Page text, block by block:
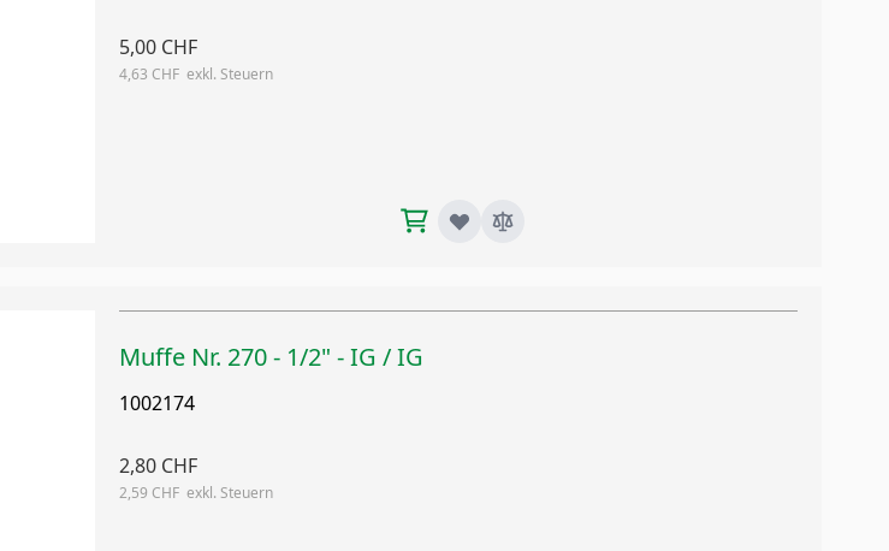
5,00 CHF
4,63 CHF
Muffe Nr. 270 - 1/2" - IG / IG
1002174
2,80 CHF
2,59 CHF